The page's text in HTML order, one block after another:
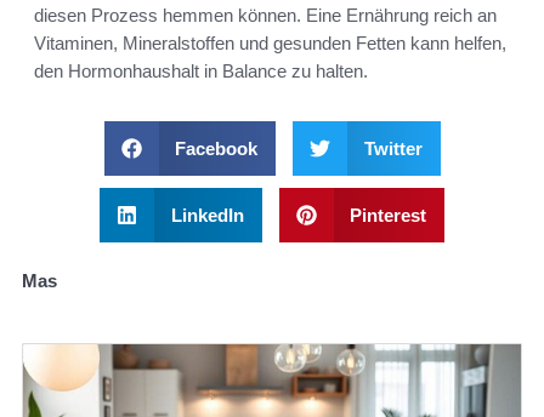
diesen Prozess hemmen können. Eine Ernährung reich an
Vitaminen, Mineralstoffen und gesunden Fetten kann helfen,
den Hormonhaushalt in Balance zu halten.
Facebook Twitter
LinkedIn Pinterest
Mas